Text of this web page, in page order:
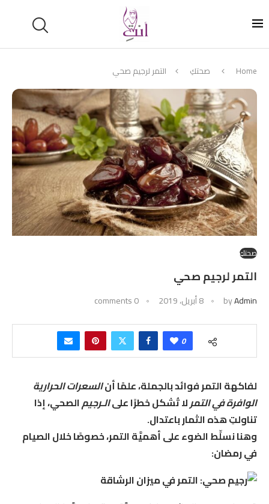
Home صحتكِ التمر لرجيم صحي
صحتكِ
التمر لرجيم صحي
byAdmin 8 أبريل، 2019 0 comments
0
لفاكهة التمر فوائد بالجملة، علمًا أنالسعرات الحرارية
الوافرة في التمرلا تُشكل خطرًا علىالـرجيمالصحي، إذا
تناولتِ هذه الثمار باعتدال.
وهنا نسلِّط الضوء على أهميَّة التمر، خصوصًا خلال الصيام
في رمضان: